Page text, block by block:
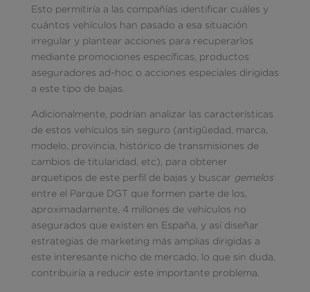
Esto permitiría a las compañías identificar cuáles y
cuántos vehículos han pasado a esa situación
irregular y plantear acciones para recuperarlos
mediante promociones específicas, productos
aseguradores ad-hoc o acciones especiales dirigidas
a este tipo de bajas.
Adicionalmente, podrían analizar las características
de estos vehículos sin seguro (antigüedad, marca,
modelo, provincia, histórico de transmisiones de
cambios de titularidad, etc), para obtener
arquetipos de este perfil de bajas y buscar gemelos
entre el Parque DGT que formen parte de los,
aproximadamente, 4 millones de vehículos no
asegurados que existen en España, y así diseñar
estrategias de marketing más amplias dirigidas a
este interesante nicho de mercado, lo que sin duda,
contribuiría a reducir este importante problema.